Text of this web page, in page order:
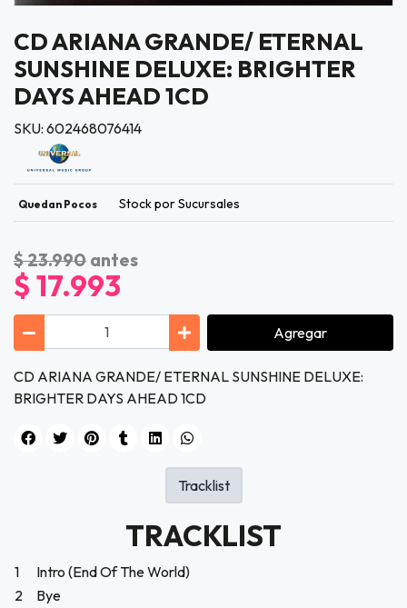
CD ARIANA GRANDE/ ETERNAL
SUNSHINE DELUXE: BRIGHTER
DAYS AHEAD 1CD
SKU: 602468076414
Quedan Pocos Stock por Sucursales
$ 23.990 antes
$ 17.993
Agregar
CD ARIANA GRANDE/ ETERNAL SUNSHINE DELUXE:
BRIGHTER DAYS AHEAD 1CD
TRACKLIST
1
Intro (End Of The World)
2
Bye
Tracklist